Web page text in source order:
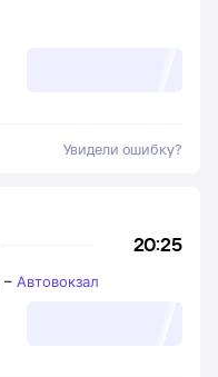
Увидели ошибку?
20:25
– Автовокзал